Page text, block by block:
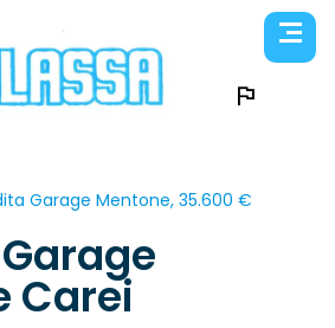
Garage Mentone, 35.600 €
Carei